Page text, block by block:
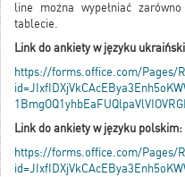
line można wypełniać
tablecie.
Link do ankiety w języku
https://forms.office.com/Pages/
Link do ankiety w języku polskim:
https://forms.office.com/Pages/